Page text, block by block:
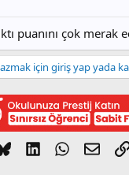
puanını çok merak
için giriş yap yada
BlueskyLinkedInWhatsApp
E-